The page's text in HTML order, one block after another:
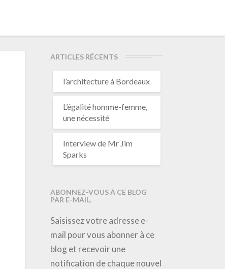
ARTICLES RÉCENTS
l’architecture à Bordeaux
L’égalité homme-femme,
une nécessité
Interview de Mr Jim
Sparks
ABONNEZ-VOUS À CE BLOG
PAR E-MAIL.
Saisissez votre adresse e-
mail pour vous abonner à ce
blog et recevoir une
notification de chaque nouvel